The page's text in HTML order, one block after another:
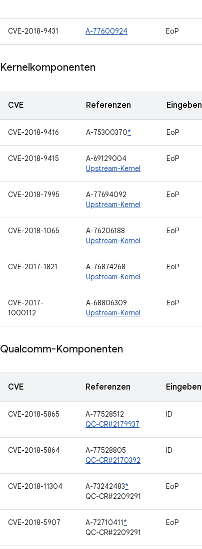
CVE-2018-9431 A-77600924 EoP
Kernelkomponenten
CVE Referenzen Eingeben
CVE-2018-9416 A-75300370* EoP
CVE-2018-9415
A-69129004
Upstream-Kernel
EoP
CVE-2018-7995
A-77694092
Upstream-Kernel
EoP
CVE-2018-1065
A-76206188
Upstream-Kernel
EoP
CVE-2017-1821
A-76874268
Upstream-Kernel
EoP
CVE-2017-
1000112
A-68806309
Upstream-Kernel
EoP
Qualcomm-Komponenten
CVE Referenzen Eingeben
CVE-2018-5865
A-77528512
QC-CR#2179937
ID
CVE-2018-5864
A-77528805
QC-CR#2170392
ID
CVE-2018-11304 A-73242483*
QC-CR#2209291
EoP
CVE-2018-5907 A-72710411*
QC-CR#2209291
EoP